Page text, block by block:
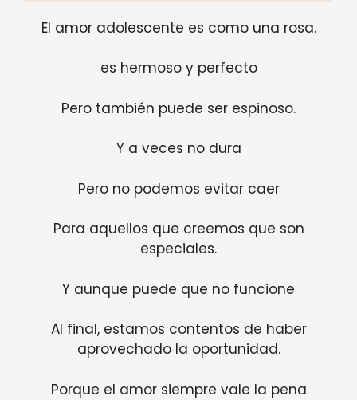
El amor adolescente es como una rosa.
es hermoso y perfecto
Pero también puede ser espinoso.
Y a veces no dura
Pero no podemos evitar caer
Para aquellos que creemos que son
especiales.
Y aunque puede que no funcione
Al final, estamos contentos de haber
aprovechado la oportunidad.
Porque el amor siempre vale la pena